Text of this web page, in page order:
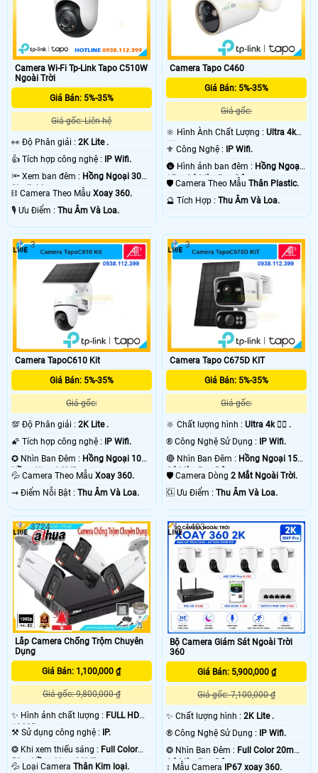
chuẩn chống nước IP65.
Camera Wi-Fi Tp-Link Tapo C510W
Ngoài Trời
Giá Bán: 5%-35%
Giá gốc: Liên hệ
️👀 Độ Phân giải : 2K Lite .
👍 Tích hợp công nghệ :
IP Wifi.
🔦 Xem ban đêm : Hồng Ngoại 30m
Starlight.
⛓ Camera Theo Mẫu Xoay 360.
️🎙 Ưu Điểm : Thu Âm Và Loa.
Camera Tapo C460
Giá Bán: 5%-35%
Giá gốc:
🔆 Hình Ành Chất Lượng :Ultra 4k
👍🏾 .
⚜️ Công Nghệ :
IP Wifi.
🌚 Hình ảnh ban đêm : Hồng Ngoại
15m Có Màu Ban Ðêm.
🛡 Camera Theo MẫuThân Plastic.
️🔮 Tích Hợp :Thu Âm Và Loa.
Camera TapoC610 Kit
Giá Bán: 5%-35%
Giá gốc:
💯 Độ Phân giải : 2K Lite .
🌠 Tích hợp công nghệ : IP Wifi.
✪ Nhìn Ban Đêm : Hồng Ngoại 10m
Hồng Ngoại SMD.
💦 Camera Theo Mẫu Xoay 360.
️⇝ Điểm Nỗi Bật : Thu Âm Và Loa.
3
Camera Tapo C675D KIT
Giá Bán: 5%-35%
Giá gốc:
🔆 Chất lượng hình :Ultra 4k 👍🏾 .
®️ Công Nghệ Sử Dụng : IP Wifi.
🔴 Nhìn Ban Đêm : Hồng Ngoại 15m
Có Màu Ban Ðêm.
🛡 Camera Dòng2 Mắt Ngoài Trời.
️🆑 Ưu Điểm :Thu Âm Và Loa.
3
Lắp Camera Chống Trộm Chuyên
Dụng
Giá Bán: 1,100,000 ₫
Giá gốc: 9,800,000 ₫
✨ Hình ảnh chất lượng : FULL HD
1080P .
⚒ Sử dụng công nghệ : IP.
❂ Khi xem thiếu sáng : Full Color
50m Hồng Ngoại SMD.
💦 Loại Camera Thân Kim loại.
3724
Bộ Camera Giám Sát Ngoài Trời
360
Giá Bán: 5,900,000 ₫
Giá gốc: 7,100,000 ₫
✨ Chất lượng hình :2K Lite .
®️ Công Nghệ Sử Dụng : IP Wifi.
❂ Nhìn Ban Đêm : Full Color 20m
Có Màu Ban Ðêm.
↕️ Mẫu Camera IP67 xoay 360.
1403